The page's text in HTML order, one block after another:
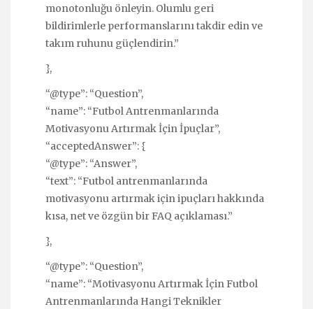
monotonluğu önleyin. Olumlu geri
bildirimlerle performanslarını takdir edin ve
takım ruhunu güçlendirin.”
},
“@type”: “Question”,
“name”: “Futbol Antrenmanlarında
Motivasyonu Artırmak İçin İpuçlar”,
“acceptedAnswer”: {
“@type”: “Answer”,
“text”: “Futbol antrenmanlarında
motivasyonu artırmak için ipuçları hakkında
kısa, net ve özgün bir FAQ açıklaması.”
},
“@type”: “Question”,
“name”: “Motivasyonu Artırmak İçin Futbol
Antrenmanlarında Hangi Teknikler